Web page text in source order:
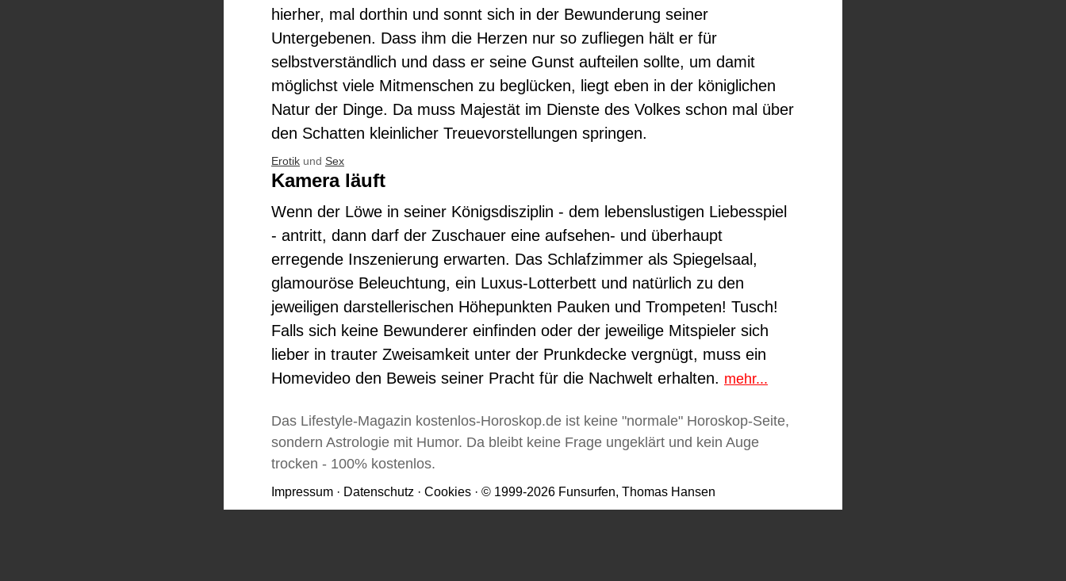
hierher, mal dorthin und sonnt sich in der Bewunderung seiner
Untergebenen. Dass ihm die Herzen nur so zufliegen hält er für
selbstverständlich und dass er seine Gunst aufteilen sollte, um damit
möglichst viele Mitmenschen zu beglücken, liegt eben in der königlichen
Natur der Dinge. Da muss Majestät im Dienste des Volkes schon mal über
den Schatten kleinlicher Treuevorstellungen springen.
Erotik und Sex
Kamera läuft
Wenn der Löwe in seiner Königsdisziplin - dem lebenslustigen Liebesspiel
- antritt, dann darf der Zuschauer eine aufsehen- und überhaupt
erregende Inszenierung erwarten. Das Schlafzimmer als Spiegelsaal,
glamouröse Beleuchtung, ein Luxus-Lotterbett und natürlich zu den
jeweiligen darstellerischen Höhepunkten Pauken und Trompeten! Tusch!
Falls sich keine Bewunderer einfinden oder der jeweilige Mitspieler sich
lieber in trauter Zweisamkeit unter der Prunkdecke vergnügt, muss ein
Homevideo den Beweis seiner Pracht für die Nachwelt erhalten. mehr...
Das Lifestyle-Magazin kostenlos-Horoskop.de ist keine "normale" Horoskop-Seite,
sondern Astrologie mit Humor. Da bleibt keine Frage ungeklärt und kein Auge
trocken - 100% kostenlos.
Impressum · Datenschutz · Cookies · © 1999-2026 Funsurfen, Thomas Hansen